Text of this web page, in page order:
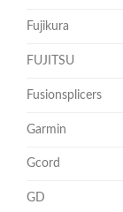
Fujikura
FUJITSU
Fusionsplicers
Garmin
Gcord
GD